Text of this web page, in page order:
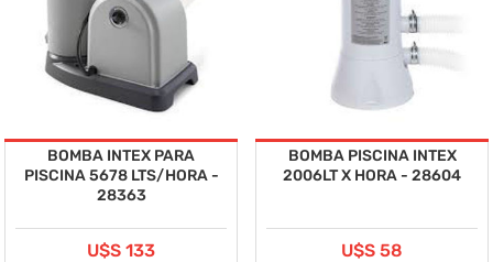
BOMBA INTEX PARA
PISCINA 5678 LTS/HORA -
28363
U$S 133
BOMBA PISCINA INTEX
2006LT X HORA - 28604
U$S 58